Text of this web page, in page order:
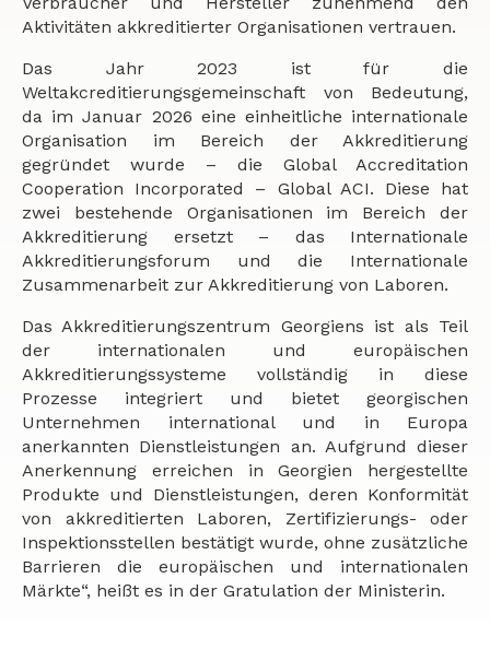
Aktivitäten akkreditierter Organisationen vertrauen.
Das Jahr 2023 ist für die
Weltakcreditierungsgemeinschaft von Bedeutung,
da im Januar 2026 eine einheitliche internationale
Organisation im Bereich der Akkreditierung
gegründet wurde – die Global Accreditation
Cooperation Incorporated – Global ACI. Diese hat
zwei bestehende Organisationen im Bereich der
Akkreditierung ersetzt – das Internationale
Akkreditierungsforum und die Internationale
Zusammenarbeit zur Akkreditierung von Laboren.
Das Akkreditierungszentrum Georgiens ist als Teil
der internationalen und europäischen
Akkreditierungssysteme vollständig in diese
Prozesse integriert und bietet georgischen
Unternehmen international und in Europa
anerkannten Dienstleistungen an. Aufgrund dieser
Anerkennung erreichen in Georgien hergestellte
Produkte und Dienstleistungen, deren Konformität
von akkreditierten Laboren, Zertifizierungs- oder
Inspektionsstellen bestätigt wurde, ohne zusätzliche
Barrieren die europäischen und internationalen
Märkte“, heißt es in der Gratulation der Ministerin.